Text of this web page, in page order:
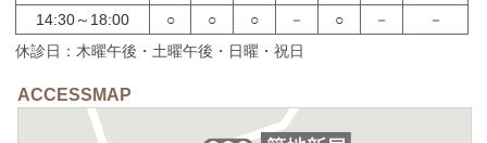
14:30～18:00
○ ○ ○ － ○ －
－
休診日：木曜午後・土曜午後・日曜・祝日
ACCESSMAP